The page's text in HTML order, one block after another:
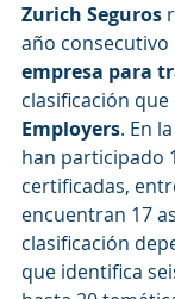
Zurich Seguros
año consecutivo
empresa para
clasificación
Employers. En
han participado
certificadas,
encuentran 17
clasificación
que identifica